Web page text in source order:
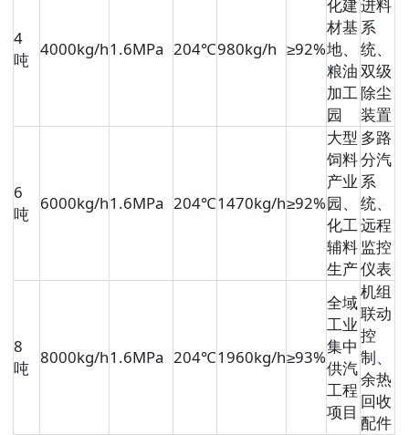
4
吨
4000kg/h1.6MPa 204℃980kg/h ≥92%
化建
材基
地、
粮油
加工
园
进料
系
统、
双级
除尘
装置
6
吨
6000kg/h1.6MPa 204℃1470kg/h≥92%
大型
饲料
产业
园、
化工
辅料
生产
多路
分汽
系
统、
远程
监控
仪表
8
吨
8000kg/h1.6MPa 204℃1960kg/h≥93%
全域
工业
集中
供汽
工程
项目
机组
联动
控
制、
余热
回收
配件